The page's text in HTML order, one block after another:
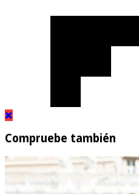
Compruebe también